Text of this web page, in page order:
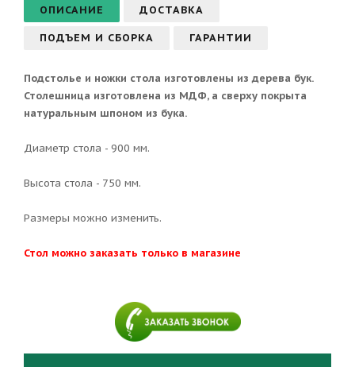
ОПИСАНИЕ ДОСТАВКА
ПОДЪЕМ И СБОРКА ГАРАНТИИ
Подстолье и ножки стола изготовлены из дерева бук.
Столешница изготовлена из МДФ, а сверху покрыта
натуральным шпоном из бука.
Диаметр стола - 900 мм.
Высота стола - 750 мм.
Размеры можно изменить.
Стол можно заказать только в магазине